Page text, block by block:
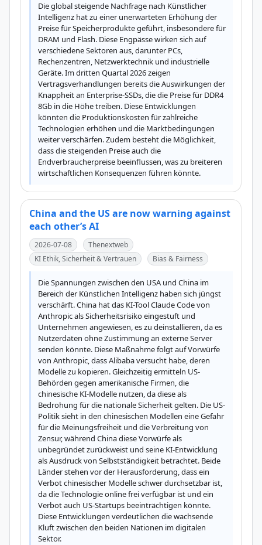
Die global steigende Nachfrage nach Künstlicher
Intelligenz hat zu einer unerwarteten Erhöhung der
Preise für Speicherprodukte geführt, insbesondere für
DRAM und Flash. Diese Engpässe wirken sich auf
verschiedene Sektoren aus, darunter PCs,
Rechenzentren, Netzwerktechnik und industrielle
Geräte. Im dritten Quartal 2026 zeigen
Vertragsverhandlungen bereits die Auswirkungen der
Knappheit an Enterprise-SSDs, die die Preise für DDR4
8Gb in die Höhe treiben. Diese Entwicklungen
könnten die Produktionskosten für zahlreiche
Technologien erhöhen und die Marktbedingungen
weiter verschärfen. Zudem besteht die Möglichkeit,
dass die steigenden Preise auch die
Endverbraucherpreise beeinflussen, was zu breiteren
wirtschaftlichen Konsequenzen führen könnte.
China and the US are now warning against
each other’s AI
2026-07-08
Thenextweb
KI Ethik, Sicherheit & Vertrauen
Bias & Fairness
Die Spannungen zwischen den USA und China im
Bereich der Künstlichen Intelligenz haben sich jüngst
verschärft. China hat das KI-Tool Claude Code von
Anthropic als Sicherheitsrisiko eingestuft und
Unternehmen angewiesen, es zu deinstallieren, da es
Nutzerdaten ohne Zustimmung an externe Server
senden könnte. Diese Maßnahme folgt auf Vorwürfe
von Anthropic, dass Alibaba versucht habe, deren
Modelle zu kopieren. Gleichzeitig ermitteln US-
Behörden gegen amerikanische Firmen, die
chinesische KI-Modelle nutzen, da diese als
Bedrohung für die nationale Sicherheit gelten. Die US-
Politik sieht in den chinesischen Modellen eine Gefahr
für die Meinungsfreiheit und die Verbreitung von
Zensur, während China diese Vorwürfe als
unbegründet zurückweist und seine KI-Entwicklung
als Ausdruck von Selbstständigkeit betrachtet. Beide
Länder stehen vor der Herausforderung, dass ein
Verbot chinesischer Modelle schwer durchsetzbar ist,
da die Technologie online frei verfügbar ist und ein
Verbot auch US-Startups beeinträchtigen könnte.
Diese Entwicklungen verdeutlichen die wachsende
Kluft zwischen den beiden Nationen im digitalen
Sektor.